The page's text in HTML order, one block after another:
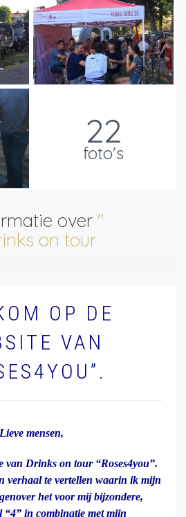
22
foto's
over "
on tour
OP DE
VAN
Lieve mensen,
van Drinks on tour “Roses4you”.
verhaal te vertellen waarin ik mijn
het voor mij bijzondere,
“4” in combinatie met mijn